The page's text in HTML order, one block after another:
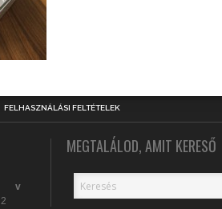
FELHASZNÁLÁSI FELTÉTELEK
v
2
MEGTALÁLOD, AMIT KERESŐ